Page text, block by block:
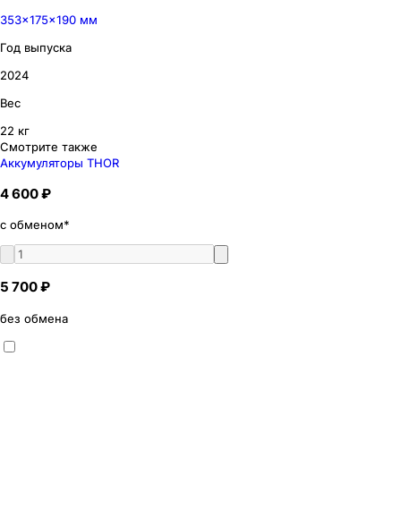
353×175×190 мм
Год выпуска
2024
Вес
22 кг
Смотрите также
Аккумуляторы THOR
4 600 ₽
с обменом*
5 700 ₽
без обмена